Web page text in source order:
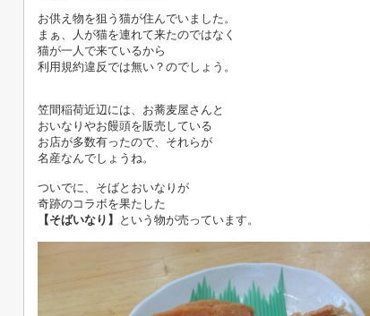
お供え物を狙う猫が住んでいました。
まぁ、人が猫を連れて来たのではなく
猫が一人で来ているから
利用規約違反では無い？のでしょう。
笠間稲荷近辺には、お蕎麦屋さんと
おいなりやお饅頭を販売している
お店が多数有ったので、それらが
名産なんでしょうね。
ついでに、そばとおいなりが
奇跡のコラボを果たした
【そばいなり】
という物が売っています。